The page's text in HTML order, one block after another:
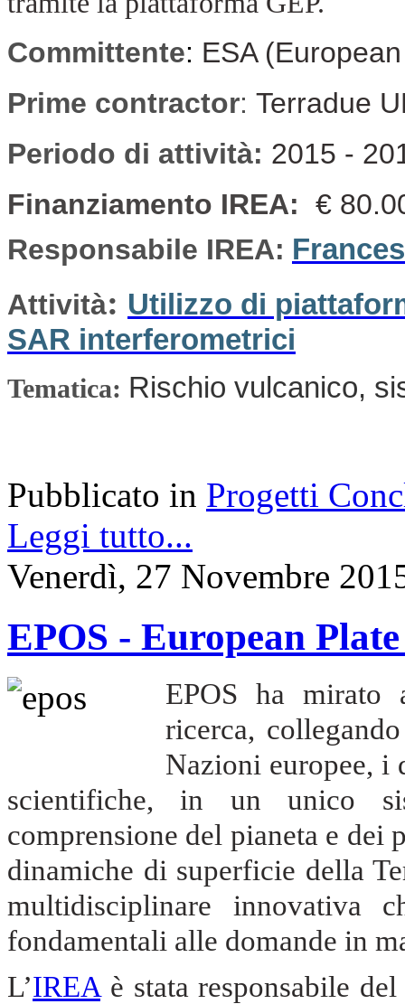
Committente: ESA
Prime contractor: Terradue
Periodo di attività: 2015 -
Finanziamento IREA: €
Responsabile IREA:
Attività: Utilizzo di
SAR interferometrici
Tematica: Rischio vulcanico,
Pubblicato in Progetti
Leggi tutto...
Venerdì, 27 Novembre
EPOS - European
EPOS ha mirato
ricerca,
Nazioni europee, i
scientifiche, in un unico
comprensione del pianeta e dei
dinamiche di superficie della
multidisciplinare innovativa
fondamentali alle domande in
L’IREA è stata responsabile